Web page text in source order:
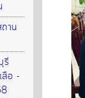
าน
รี
สือ -